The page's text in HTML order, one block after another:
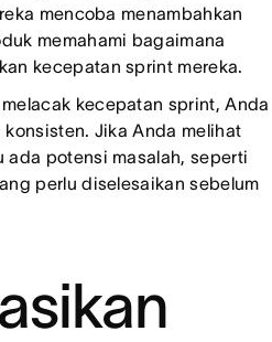
mencoba menambahkan
memahami bagaimana
kecepatan sprint mereka.
kecepatan sprint, Anda
Jika Anda melihat
potensi masalah, seperti
perlu diselesaikan sebelum